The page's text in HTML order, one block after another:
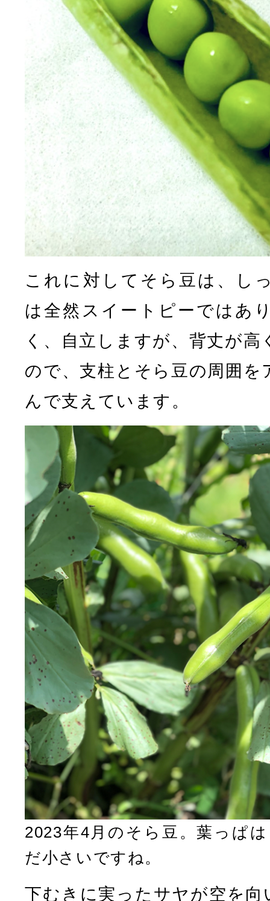
これに対してそら豆は、し
は全然スイートピーではあ
く、自立しますが、背丈が
ので、支柱とそら豆の周囲
んで支えています。
2023年4月のそら豆。葉っぱ
だ小さいですね。
下むきに実ったサヤが空を向